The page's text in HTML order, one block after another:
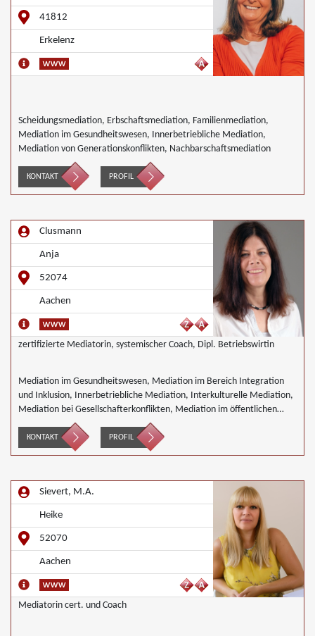
41812
Erkelenz
Scheidungsmediation, Erbschaftsmediation, Familienmediation,
Mediation im Gesundheitswesen, Innerbetriebliche Mediation,
Mediation von Generationskonflikten, Nachbarschaftsmediation
KONTAKT PROFIL
Clusmann
Anja
52074
Aachen
zertifizierte Mediatorin, systemischer Coach, Dipl. Betriebswirtin
Mediation im Gesundheitswesen, Mediation im Bereich Integration
und Inklusion, Innerbetriebliche Mediation, Interkulturelle Mediation,
Mediation bei Gesellschafterkonflikten, Mediation im öffentlichen
Bereich, Mediation bei Team- und Gruppenkonflikten, Mediation von
Unternehmensnachfolgen, Wirtschaftsmediation
KONTAKT PROFIL
Sievert, M.A.
Heike
52070
Aachen
Mediatorin cert. und Coach